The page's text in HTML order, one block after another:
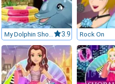
My Dolphin Show 6 3.9 Rock On